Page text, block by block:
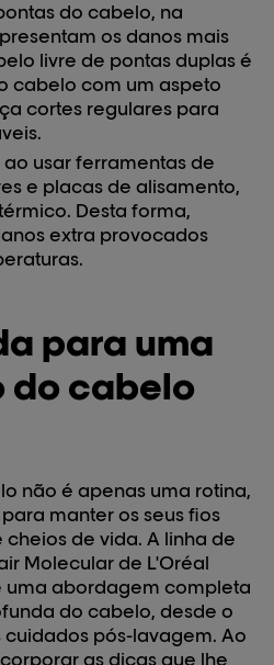
do cabelo, na
os danos mais
livre de pontas duplas é
cabelo com um aspeto
cortes regulares para
ao usar ferramentas de
e placas de alisamento,
Desta forma,
extra provocados
para uma
do cabelo
não é apenas uma rotina,
manter os seus fios
de vida. A linha de
Molecular de L'Oréal
uma abordagem completa
do cabelo, desde o
pós-lavagem. Ao
as dicas que lhe